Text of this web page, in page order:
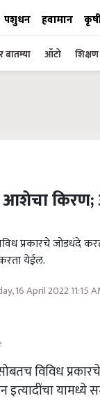
पशुधन हवामान
बातम्या ऑटो शिक्षण
आशेचा किरण;
प्रकारचे जोडधंदे
येईल.
16 April 2022 11:15
विविध
यामध्ये